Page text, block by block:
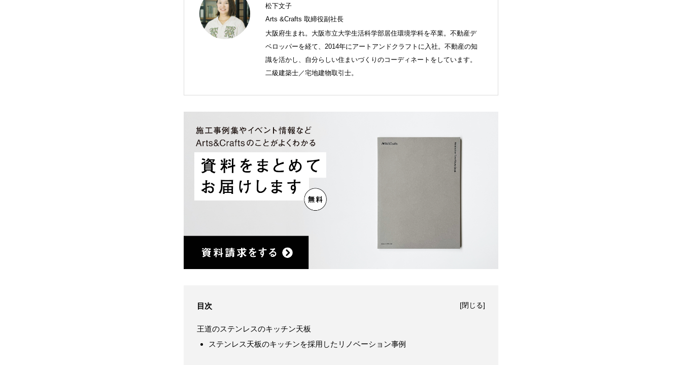
松下文子
Arts &Crafts 取締役副社長
大阪府生まれ。大阪市立大学生活科学部居住環境学科を卒業。不動産デ
ベロッパーを経て、2014年にアートアンドクラフトに入社。不動産の知
識を活かし、自分らしい住まいづくりのコーディネートをしています。
二級建築士／宅地建物取引士。
目次 [閉じる]
王道のステンレスのキッチン天板
ステンレス天板のキッチンを採用したリノベーション事例